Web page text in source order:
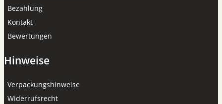
Bezahlung
Kontakt
Bewertungen
Hinweise
Verpackungshinweise
Widerrufsrecht